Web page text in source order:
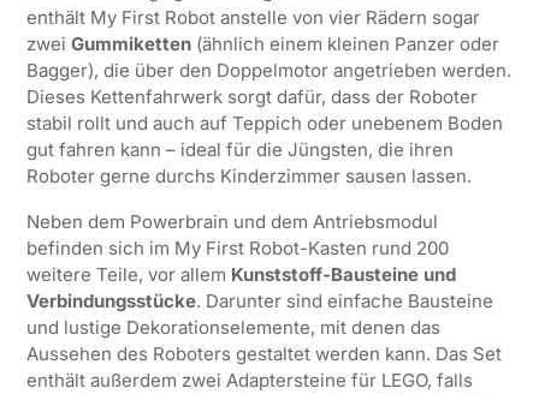
enthält My First Robot anstelle von vier Rädern sogar
zwei Gummiketten(ähnlich einem kleinen Panzer oder
Bagger), die über den Doppelmotor angetrieben werden.
Dieses Kettenfahrwerk sorgt dafür, dass der Roboter
stabil rollt und auch auf Teppich oder unebenem Boden
gut fahren kann – ideal für die Jüngsten, die ihren
Roboter gerne durchs Kinderzimmer sausen lassen.
Neben dem Powerbrain und dem Antriebsmodul
befinden sich im My First Robot-Kasten rund 200
weitere Teile, vor allem Kunststoff-Bausteine und
Verbindungsstücke. Darunter sind einfache Bausteine
und lustige Dekorationselemente, mit denen das
Aussehen des Roboters gestaltet werden kann. Das Set
enthält außerdem zwei Adaptersteine für LEGO, falls